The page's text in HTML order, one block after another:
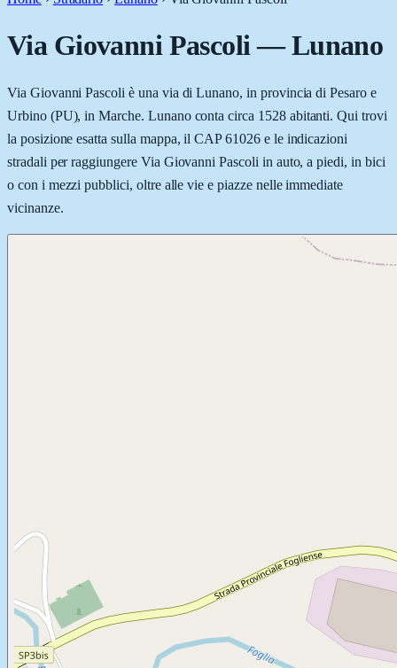
Via Giovanni Pascoli—Lunano
Via Giovanni Pascoli è una via di Lunano, in provincia di Pesaro e
Urbino (PU), in Marche. Lunano conta circa 1528 abitanti. Qui trovi
la posizione esatta sulla mappa, il CAP 61026 e le indicazioni
stradali per raggiungere Via Giovanni Pascoli in auto, a piedi, in bici
o con i mezzi pubblici, oltre alle vie e piazze nelle immediate
vicinanze.